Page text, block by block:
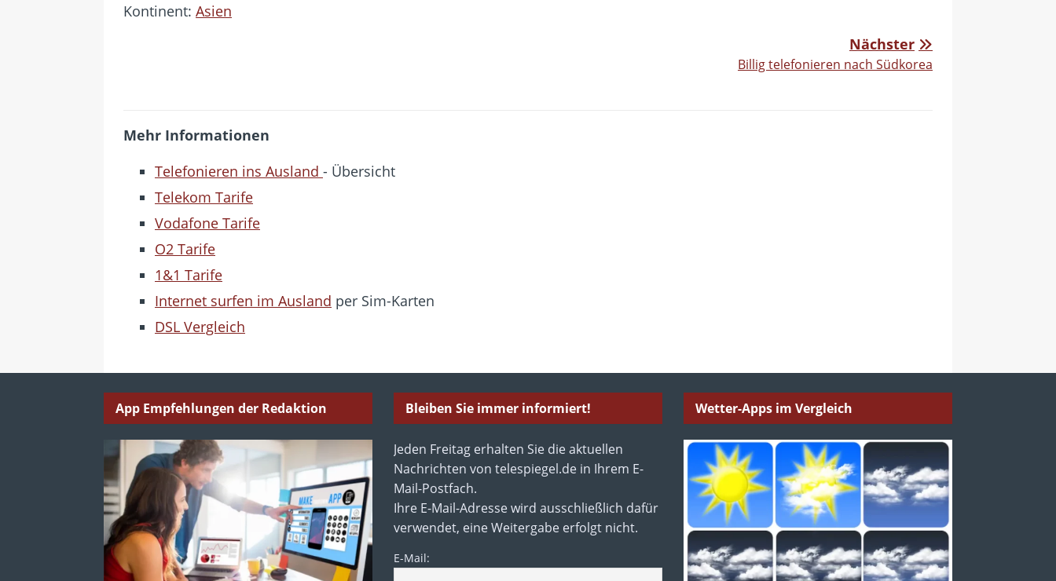
Kontinent: Asien
Nächster
Billig telefonieren nach Südkorea
Mehr Informationen
Telefonieren ins Ausland - Übersicht
Telekom Tarife
Vodafone Tarife
O2 Tarife
1&1 Tarife
Internet surfen im Ausland per Sim-Karten
DSL Vergleich
App Empfehlungen der Redaktion Bleiben Sie immer informiert!
Jeden Freitag erhalten Sie die aktuellen
Nachrichten von telespiegel.de in Ihrem E-
Mail-Postfach.
Ihre E-Mail-Adresse wird ausschließlich dafür
verwendet, eine Weitergabe erfolgt nicht.
E-Mail:
Wetter-Apps im Vergleich